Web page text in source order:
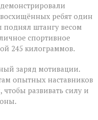
восхищённых ребят один
поднял штангу весом
спортивное
245 килограммов.
заряд мотивации.
опытных наставников
чтобы развивать силу и